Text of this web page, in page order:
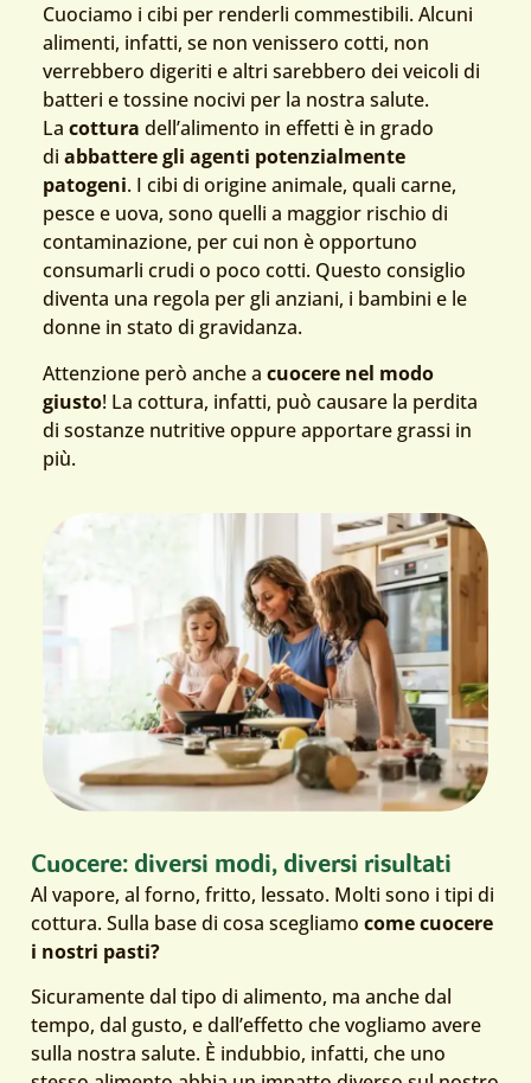
Cuociamo i cibi per renderli commestibili. Alcuni
alimenti, infatti, se non venissero cotti, non
verrebbero digeriti e altri sarebbero dei veicoli di
batteri e tossine nocivi per la nostra salute.
La cottura dell’alimento in effetti è in grado
di abbatteregli agenti potenzialmente
patogeni. I cibi di origine animale, quali carne,
pesce e uova, sono quelli a maggior rischio di
contaminazione, per cui non è opportuno
consumarli crudi o poco cotti. Questo consiglio
diventa una regola per gli anziani, i bambini e le
donne in stato di gravidanza.
Attenzione però anche a cuocere nel modo
giusto! La cottura, infatti, può causare la perdita
di sostanze nutritive oppure apportare grassi in
più.
Cuocere: diversi modi, diversi risultati
Al vapore, al forno, fritto, lessato. Molti sono i tipi di
cottura. Sulla base di cosa scegliamo come cuocere
i nostri pasti?
Sicuramente dal tipo di alimento, ma anche dal
tempo, dal gusto, e dall’effetto che vogliamo avere
sulla nostra salute. È indubbio, infatti, che uno